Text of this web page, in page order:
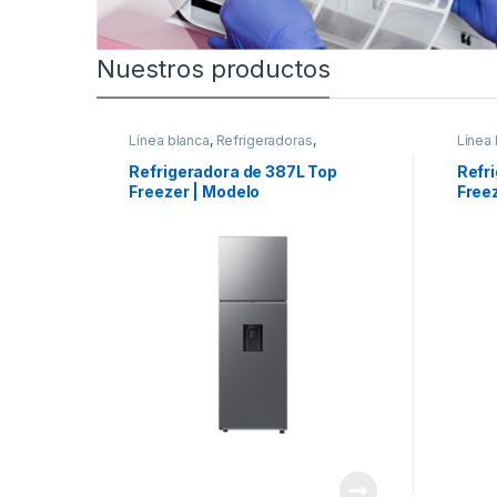
Nuestros productos
Línea blanca, Refrigeradoras,
Refrigeradora de 387L Top
Freezer | Modelo
Línea